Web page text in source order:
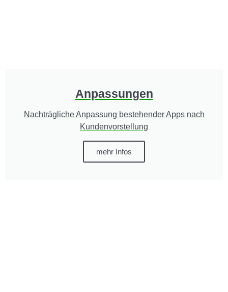
Anpassungen
Nachträgliche Anpassung bestehender Apps nach
Kundenvorstellung
mehr Infos